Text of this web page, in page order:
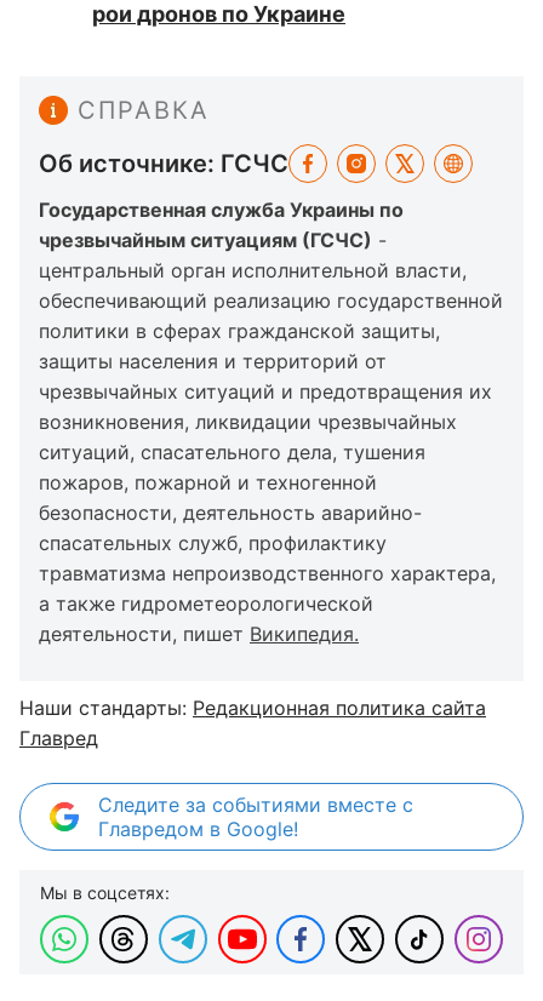
рои дронов по Украине
СПРАВКА
Об источнике: ГСЧС
Государственная служба Украины по
чрезвычайным ситуациям (ГСЧС) -
центральный орган исполнительной власти,
обеспечивающий реализацию государственной
политики в сферах гражданской защиты,
защиты населения и территорий от
чрезвычайных ситуаций и предотвращения их
возникновения, ликвидации чрезвычайных
ситуаций, спасательного дела, тушения
пожаров, пожарной и техногенной
безопасности, деятельность аварийно-
спасательных служб, профилактику
травматизма непроизводственного характера,
а также гидрометеорологической
деятельности, пишет Википедия.
Наши стандарты: Редакционная политика сайта
Главред
Следите за событиями вместе с
Главредом в Google!
Мы в соцсетях: